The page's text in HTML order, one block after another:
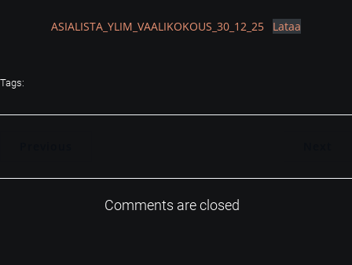
ASIALISTA_YLIM_VAALIKOKOUS_30_12_25 Lataa
Tags:
Comments are closed